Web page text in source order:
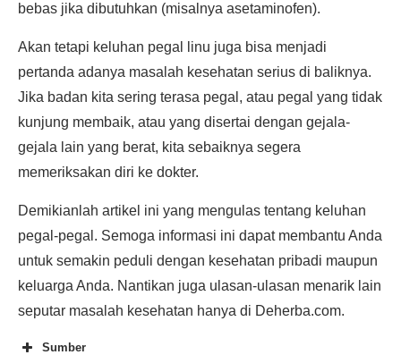
bebas jika dibutuhkan (misalnya asetaminofen).
Akan tetapi keluhan pegal linu juga bisa menjadi
pertanda adanya masalah kesehatan serius di baliknya.
Jika badan kita sering terasa pegal, atau pegal yang tidak
kunjung membaik, atau yang disertai dengan gejala-
gejala lain yang berat, kita sebaiknya segera
memeriksakan diri ke dokter.
Demikianlah artikel ini yang mengulas tentang keluhan
pegal-pegal. Semoga informasi ini dapat membantu Anda
untuk semakin peduli dengan kesehatan pribadi maupun
keluarga Anda. Nantikan juga ulasan-ulasan menarik lain
seputar masalah kesehatan hanya di Deherba.com.
Sumber